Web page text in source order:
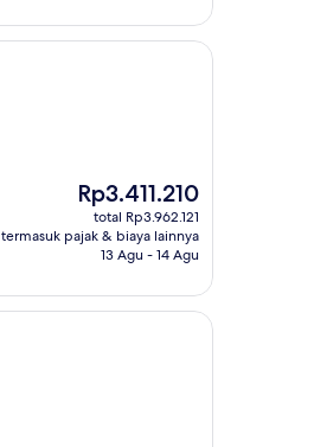
Harga
sekarang
Rp3.411.210
Rp3.411.210
total Rp3.962.121
termasuk pajak & biaya lainnya
13 Agu - 14 Agu